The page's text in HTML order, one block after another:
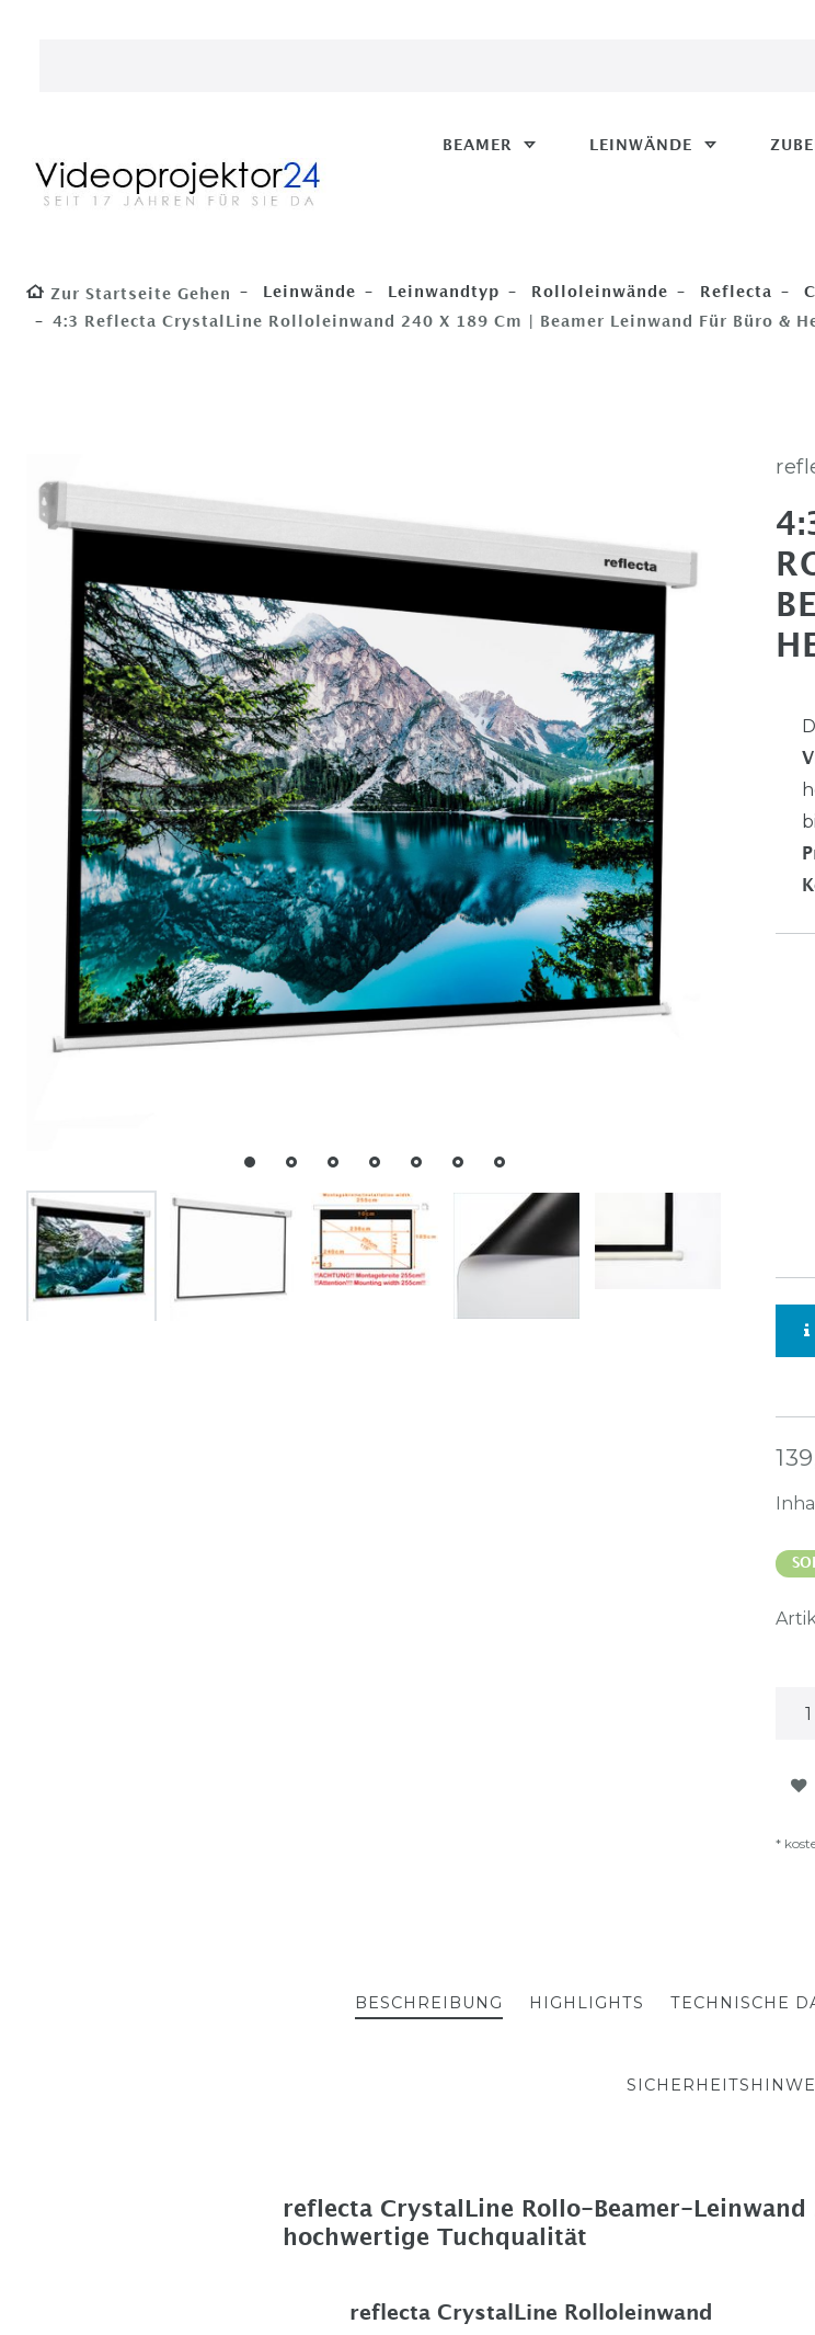
BEAMER LEINWÄNDE
Zur Startseite Gehen Leinwände Leinwandtyp Rolloleinwände Reflecta
4:3 Reflecta CrystalLine Rolloleinwand 240 X 189 Cm | Beamer Leinwand Für Büro &
*
BESCHREIBUNG HIGHLIGHTS TECHNISCHE
reflecta CrystalLine Rollo-Beamer-Leinwand
hochwertige Tuchqualität
reflecta CrystalLine Rolloleinwand